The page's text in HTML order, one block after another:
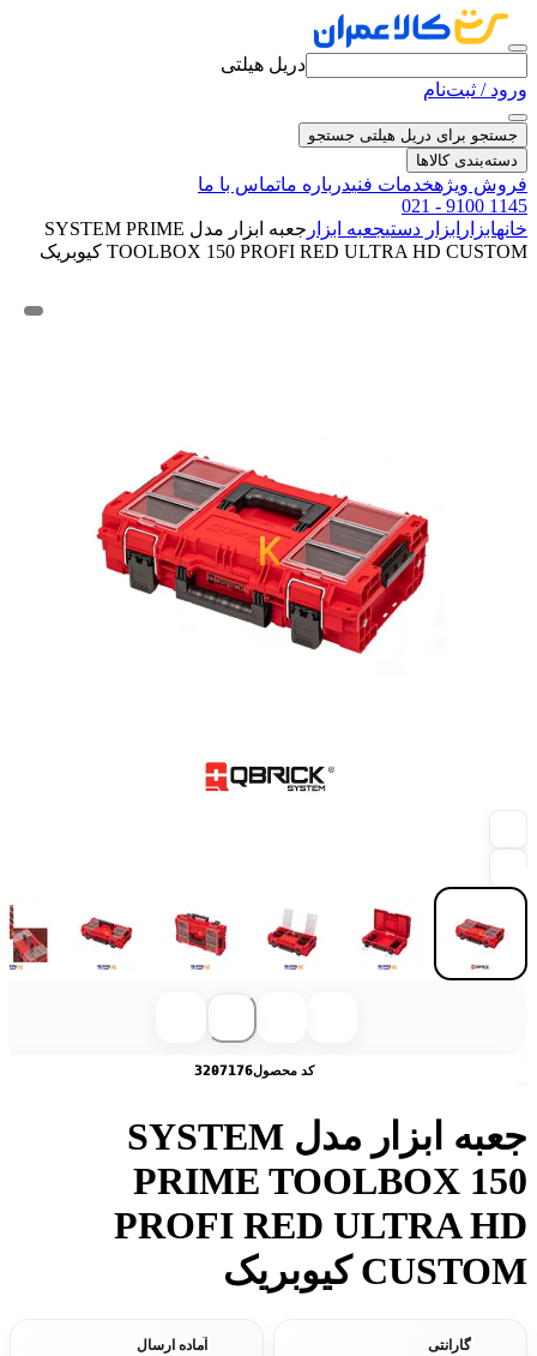
دریل هیلتی
ورود / ثبت‌نام
جستجو برای دریل هیلتی جستجو
دسته‌بندی کالاها
فروش ویژهخدمات فنیدرباره ماتماس با ما
021 - 9100 1145
خانهابزار ابزار دستیجعبه ابزار
جعبه ابزار مدل SYSTEM PRIME
TOOLBOX 150 PROFI RED ULTRA HD CUSTOM کیوبریک
کد محصول3207176
جعبه ابزار مدل SYSTEM
PRIME TOOLBOX 150
PROFI RED ULTRA HD
CUSTOM کیوبریک
گارانتی آماده ارسال